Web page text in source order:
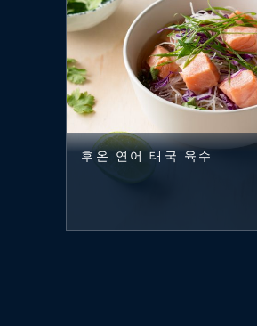
후온 연어 태국 육수